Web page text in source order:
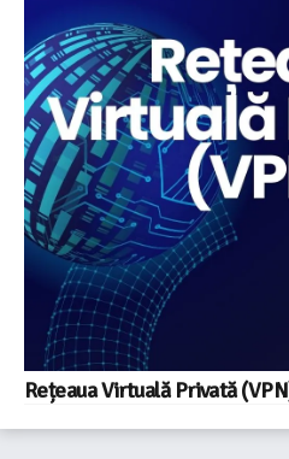
Rețeaua Virtuală Privată